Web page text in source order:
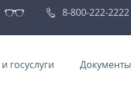
8-800-222-2222
госуслуги Документы